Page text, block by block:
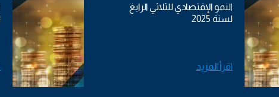
النمو الإقتصادي للثلاثي الرابغ
لسنة 2025
اقرأ المزيد